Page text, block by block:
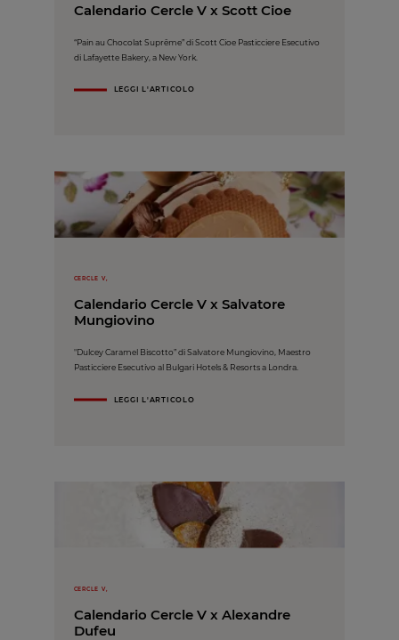
Calendario Cercle V x Scott Cioe
“Pain au Chocolat Suprême” di Scott Cioe Pasticciere Esecutivo
di Lafayette Bakery, a New York.
LEGGI L'ARTICOLO
CERCLE V,
Calendario Cercle V x Salvatore
Mungiovino
"Dulcey Caramel Biscotto” di Salvatore Mungiovino, Maestro
Pasticciere Esecutivo al Bulgari Hotels & Resorts a Londra.
LEGGI L'ARTICOLO
CERCLE V,
Calendario Cercle V x Alexandre
Dufeu